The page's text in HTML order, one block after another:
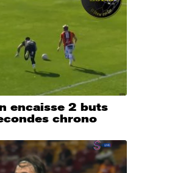
encaisse 2 buts
chrono